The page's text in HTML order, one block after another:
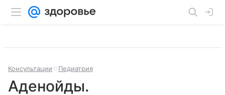
Консультации Педиатрия
Аденойды.